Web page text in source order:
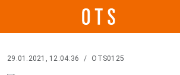
29.01.2021, 12:04:36 / OTS0125